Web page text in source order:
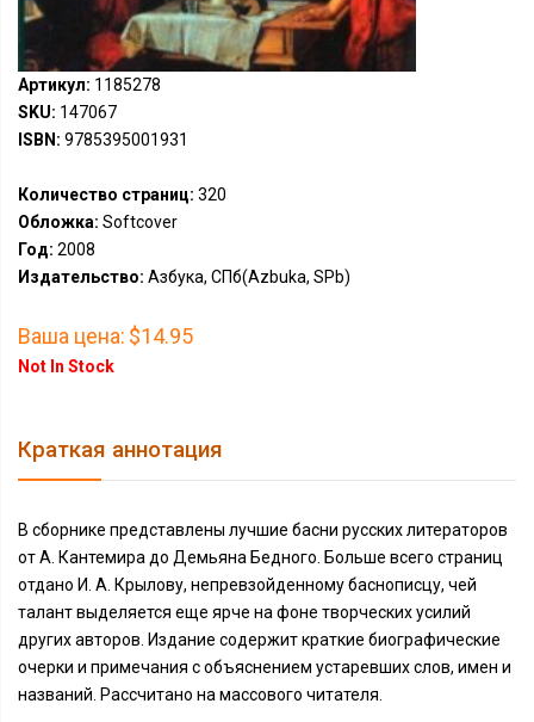
Артикул: 1185278
SKU: 147067
ISBN: 9785395001931
Количество страниц: 320
Обложка: Softcover
Год: 2008
Издательство: Азбука, СПб(Azbuka, SPb)
Ваша цена: $14.95
Not In Stock
Краткая аннотация
В сборнике представлены лучшие басни русских литераторов
от А. Кантемира до Демьяна Бедного. Больше всего страниц
отдано И. А. Крылову, непревзойденному баснописцу, чей
талант выделяется еще ярче на фоне творческих усилий
других авторов. Издание содержит краткие биографические
очерки и примечания с объяснением устаревших слов, имен и
названий. Рассчитано на массового читателя.